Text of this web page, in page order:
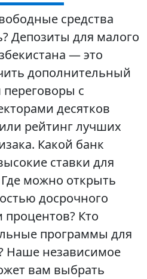
средства
Депозиты для малого
— это
дополнительный
с
десятков
рейтинг лучших
Какой банк
ставки для
можно открыть
досрочного
процентов? Кто
программы для
Наше независимое
вам выбрать